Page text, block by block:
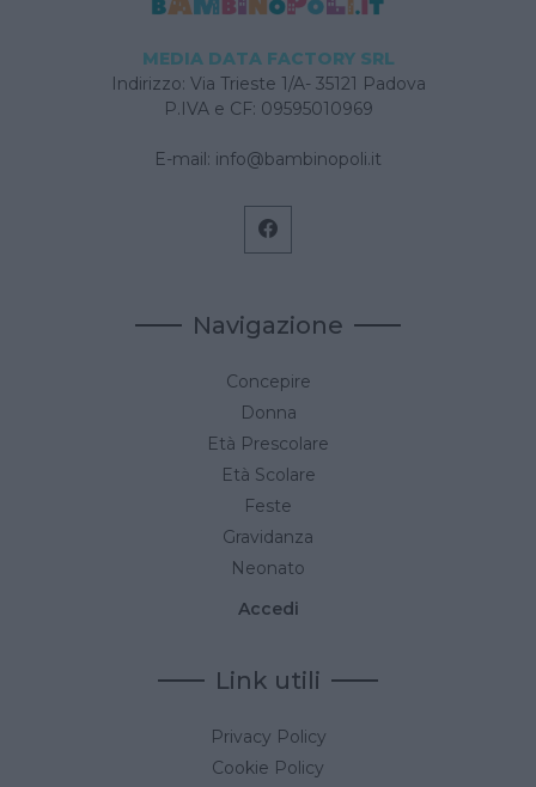
MEDIA DATA FACTORY SRL
Indirizzo: Via Trieste 1/A- 35121 Padova
P.IVA e CF: 09595010969
E-mail: info@bambinopoli.it
Navigazione
Concepire
Donna
Età Prescolare
Età Scolare
Feste
Gravidanza
Neonato
Accedi
Link utili
Privacy Policy
Cookie Policy